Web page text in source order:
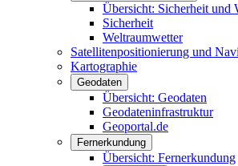
Übersicht: Sicherheit und
Sicherheit
Weltraumwetter
Satellitenpositionierung und
Kartographie
Geodaten
Übersicht: Geodaten
Geodateninfrastruktur
Geoportal.de
Fernerkundung
Übersicht: Fernerkundung